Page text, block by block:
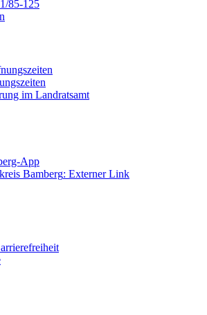
85-125
im Landratsamt
App
Bamberg: Externer Link